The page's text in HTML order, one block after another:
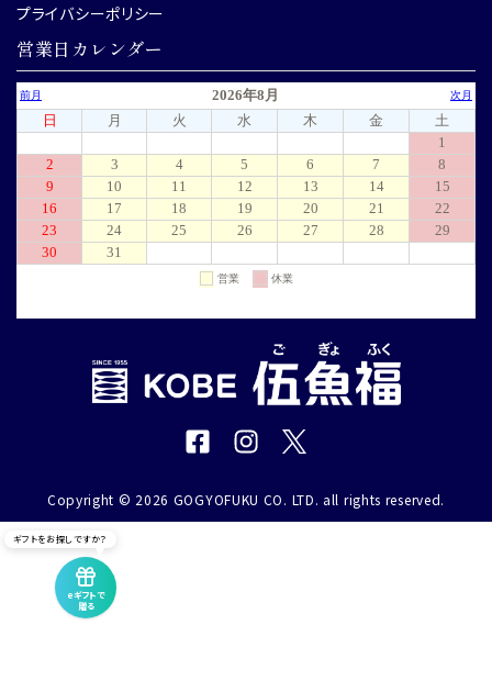
プライバシーポリシー
営業日カレンダー
Copyright © 2026 GOGYOFUKU CO. LTD. all rights reserved.
eギフトで
贈る
ギフトをお探しですか？